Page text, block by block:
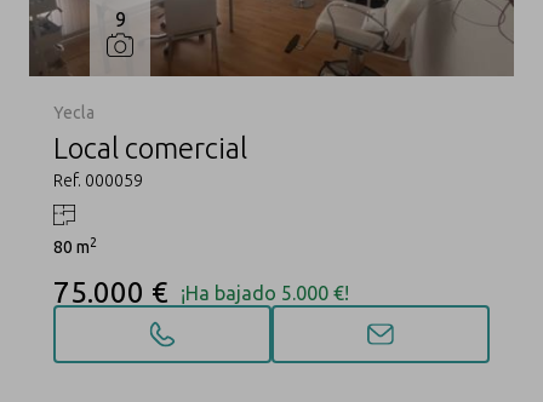
9
Yecla
Local comercial
Ref. 000059
80 m2
75.000 € ¡Ha bajado 5.000 €!